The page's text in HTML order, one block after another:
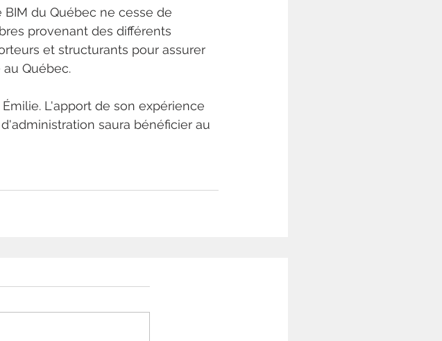
du Québec ne cesse de
provenant des différents
et structurants pour assurer
Québec.
L'apport de son expérience
saura bénéficier au